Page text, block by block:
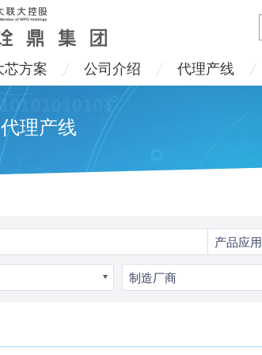
芯方案 公司介绍 代理产线
代理产线
产品应用
制造厂商